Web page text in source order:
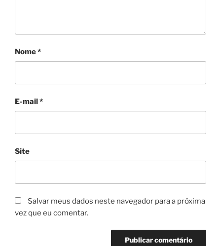
Nome*
E-mail*
Site
Salvar meus dados neste navegador para a próxima
vez que eu comentar.